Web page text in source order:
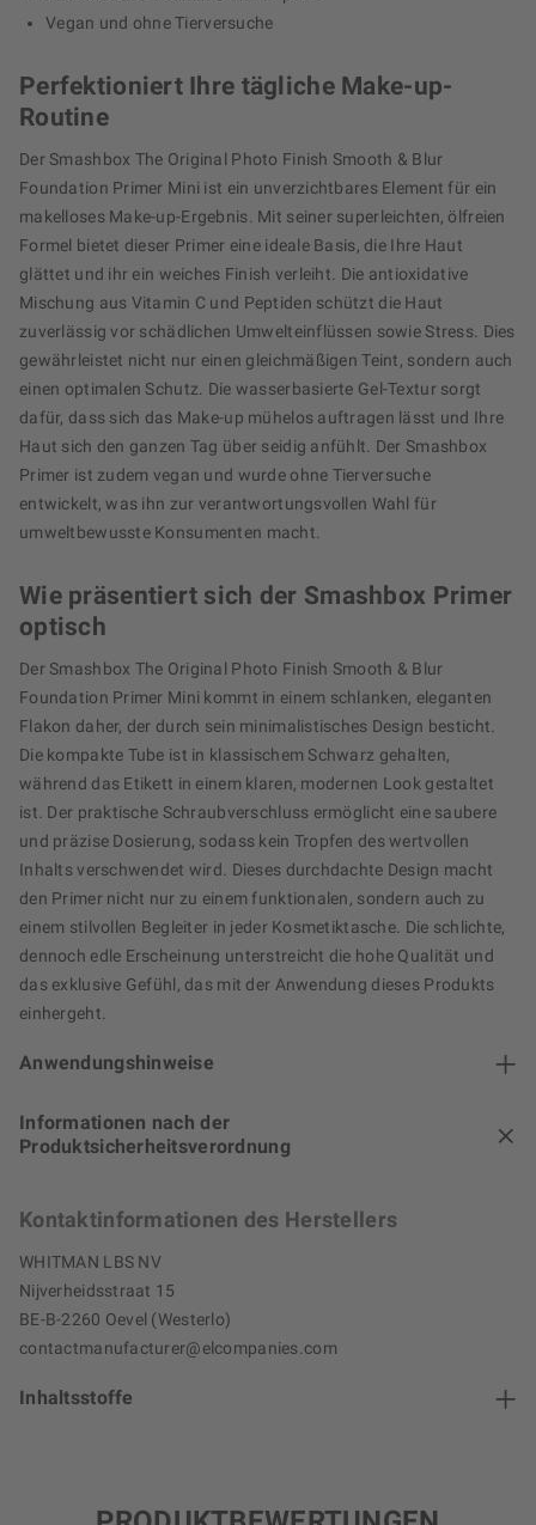
Vegan und ohne Tierversuche
Perfektioniert Ihre tägliche Make-up-
Routine
Der Smashbox The Original Photo Finish Smooth & Blur
Foundation Primer Mini ist ein unverzichtbares Element für ein
makelloses Make-up-Ergebnis. Mit seiner superleichten, ölfreien
Formel bietet dieser Primer eine ideale Basis, die Ihre Haut
glättet und ihr ein weiches Finish verleiht. Die antioxidative
Mischung aus Vitamin C und Peptiden schützt die Haut
zuverlässig vor schädlichen Umwelteinflüssen sowie Stress. Dies
gewährleistet nicht nur einen gleichmäßigen Teint, sondern auch
einen optimalen Schutz. Die wasserbasierte Gel-Textur sorgt
dafür, dass sich das Make-up mühelos auftragen lässt und Ihre
Haut sich den ganzen Tag über seidig anfühlt. Der Smashbox
Primer ist zudem vegan und wurde ohne Tierversuche
entwickelt, was ihn zur verantwortungsvollen Wahl für
umweltbewusste Konsumenten macht.
Wie präsentiert sich der Smashbox Primer
optisch
Der Smashbox The Original Photo Finish Smooth & Blur
Foundation Primer Mini kommt in einem schlanken, eleganten
Flakon daher, der durch sein minimalistisches Design besticht.
Die kompakte Tube ist in klassischem Schwarz gehalten,
während das Etikett in einem klaren, modernen Look gestaltet
ist. Der praktische Schraubverschluss ermöglicht eine saubere
und präzise Dosierung, sodass kein Tropfen des wertvollen
Inhalts verschwendet wird. Dieses durchdachte Design macht
den Primer nicht nur zu einem funktionalen, sondern auch zu
einem stilvollen Begleiter in jeder Kosmetiktasche. Die schlichte,
dennoch edle Erscheinung unterstreicht die hohe Qualität und
das exklusive Gefühl, das mit der Anwendung dieses Produkts
einhergeht.
Anwendungshinweise
Informationen nach der
Produktsicherheitsverordnung
Kontaktinformationen des Herstellers
WHITMAN LBS NV
Nijverheidsstraat 15
BE-B-2260 Oevel (Westerlo)
contactmanufacturer@elcompanies.com
Inhaltsstoffe